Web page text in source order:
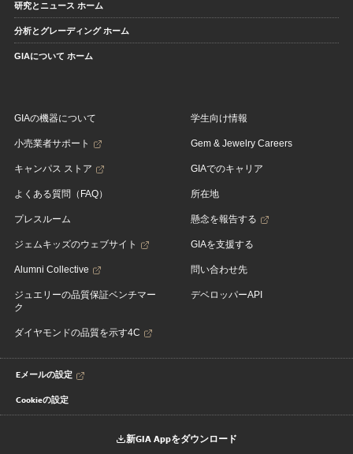
研究とニュース ホーム
分析とグレーディング ホーム
GIAについて ホーム
GIAの機器について
小売業者サポート
キャンパス ストア
よくある質問（FAQ）
プレスルーム
ジェムキッズのウェブサイト
Alumni Collective
ジュエリーの品質保証ベンチマー
ク
ダイヤモンドの品質を示す4C
学生向け情報
Gem & Jewelry Careers
GIAでのキャリア
所在地
懸念を報告する
GIAを支援する
問い合わせ先
デベロッパーAPI
Eメールの設定
Cookieの設定
新GIA Appをダウンロード